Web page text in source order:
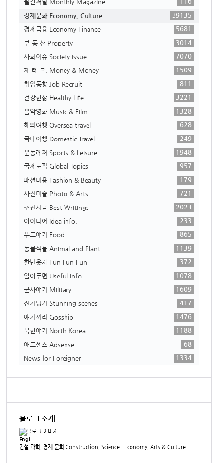
월간저널 Monthly Magazine
경제문화 Economy, Culture
39135
경제금융 Economy Finance
5681
부 동 산 Property
3014
사회이슈 Society issue
7070
재 테 크. Money & Money
1509
취업동향 Job Recruit
811
건강한삶 Healthy Life
3221
음악영화 Music & Film
1328
해외여행 Oversea travel
628
국내여행 Domestic Travel
249
운동레저 Sports & Leisure
1948
국제토픽 Global Topics
957
패션미용 Fashion & Beauty
179
사진미술 Photo & Arts
721
추천시글 Best Writings
2023
아이디어 Idea info.
233
푸드얘기 Food
865
동물식물 Animal and Plant
1139
한번웃자 Fun Fun Fun
372
알아두면 Useful Info.
1078
군사얘기 Military
1609
진기명기 Stunning scenes
417
얘기꺼리 Gosship
1476
북한얘기 North Korea
1188
애드센스 Adsense
68
News for Foreigner
1334
블로그 소개
Engi-
건설 과학, 경제 문화 Construction, Science...Economy, Arts & Culture